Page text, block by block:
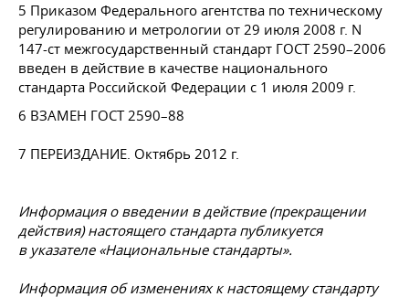
5 Приказом Федерального агентства по техническому
регулированию и метрологии от 29 июля 2008 г. N
147-ст межгосударственный стандарт ГОСТ 2590–2006
введен в действие в качестве национального
стандарта Российской Федерации с 1 июля 2009 г.
6 ВЗАМЕН ГОСТ 2590–88
7 ПЕРЕИЗДАНИЕ. Октябрь 2012 г.
Информация о введении в действие (прекращении
действия) настоящего стандарта публикуется
в указателе «Национальные стандарты».
Информация об изменениях к настоящему стандарту